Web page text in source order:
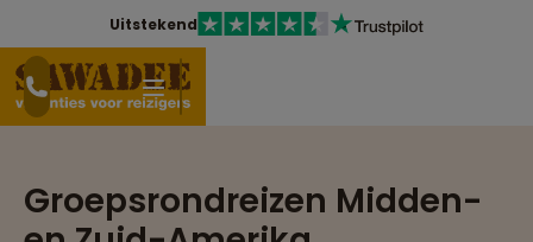
Uitstekend
Groepsrondreizen Midden-